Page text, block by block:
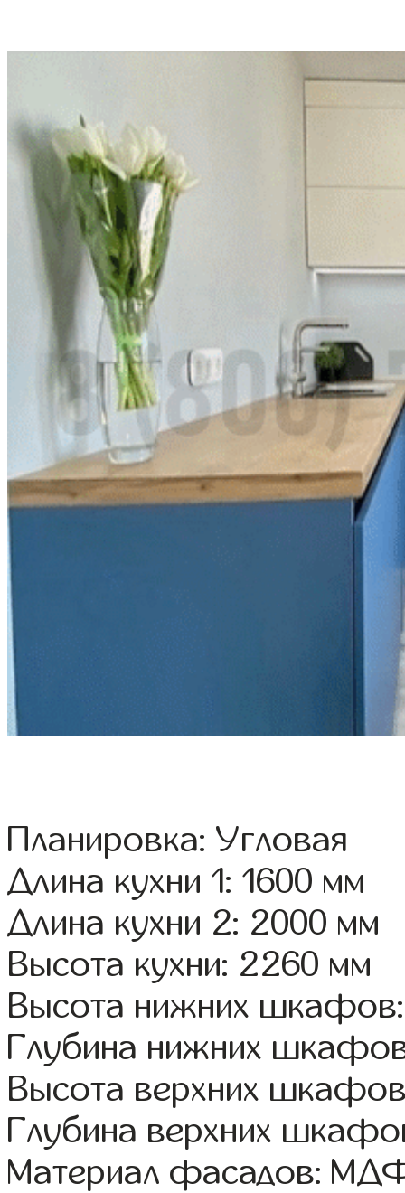
Планировка: Угловая
Длина кухни 1: 1600 мм
Длина кухни 2: 2000 мм
Высота кухни: 2260 мм
Высота нижних
Глубина нижних
Высота верхних
Глубина верхних
Материал фасадов: